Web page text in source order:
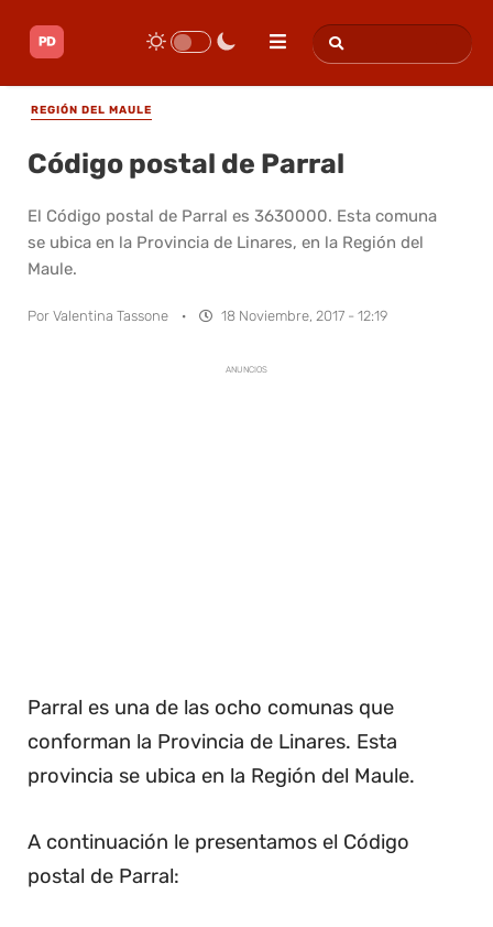
REGIÓN DEL MAULE
Código postal de Parral
El Código postal de Parral es 3630000. Esta comuna
se ubica en la Provincia de Linares, en la Región del
Maule.
Por Valentina Tassone · 18 Noviembre, 2017 - 12:19
ANUNCIOS
Parral es una de las ocho comunas que
conforman la Provincia de Linares. Esta
provincia se ubica en la Región del Maule.
A continuación le presentamos el Código
postal de Parral: